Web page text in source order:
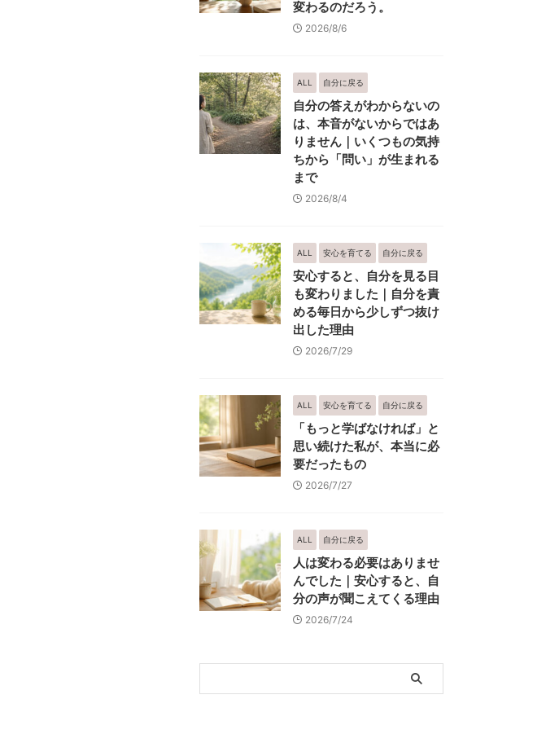
変わるのだろう。
2026/8/6
ALL 自分に戻る
自分の答えがわからないの
は、本音がないからではあ
りません｜いくつもの気持
ちから「問い」が生まれる
まで
2026/8/4
ALL 安心を育てる 自分に戻る
安心すると、自分を見る目
も変わりました｜自分を責
める毎日から少しずつ抜け
出した理由
2026/7/29
ALL 安心を育てる 自分に戻る
「もっと学ばなければ」と
思い続けた私が、本当に必
要だったもの
2026/7/27
ALL 自分に戻る
人は変わる必要はありませ
んでした｜安心すると、自
分の声が聞こえてくる理由
2026/7/24